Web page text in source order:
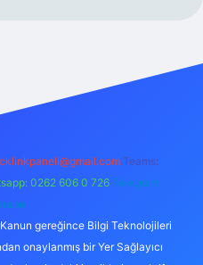
Teams:
0262 606 0 726 Telegram:
Kanun gereğince Bilgi Teknolojileri
onaylanmış bir Yer Sağlayıcı